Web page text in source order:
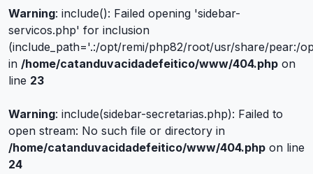
Warning: include(): Failed opening 'sidebar-
servicos.php' for inclusion
(include_path='.:/opt/remi/php82/root/usr/share/pear:/
in /home/catanduvacidadefeitico/www/404.php on
line 23
Warning: include(sidebar-secretarias.php): Failed to
open stream: No such file or directory in
/home/catanduvacidadefeitico/www/404.php on line
24